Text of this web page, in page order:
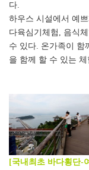
다.
하우스 시설에서 예
다육심기체험 , 음식
수 있다. 온가족이 함
을 함께 할 수 있는
[국내최초 바다횡단-